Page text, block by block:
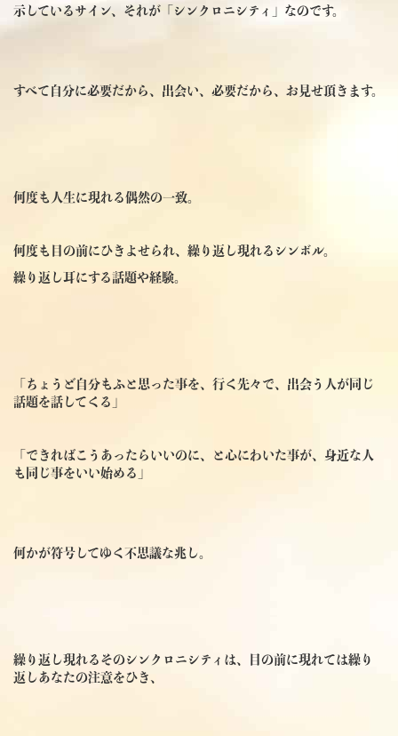
示しているサイン、それが「シンクロニシティ」なのです。
すべて自分に必要だから、出会い、必要だから、お見せ頂きます。
何度も人生に現れる偶然の一致。
何度も目の前にひきよせられ、繰り返し現れるシンボル。
繰り返し耳にする話題や経験。
「ちょうど自分もふと思った事を、行く先々で、出会う人が同じ
話題を話してくる」
「できればこうあったらいいのに、と心にわいた事が、身近な人
も同じ事をいい始める」
何かが符号してゆく不思議な兆し。
繰り返し現れるそのシンクロニシティは、目の前に現れては繰り
返しあなたの注意をひき、